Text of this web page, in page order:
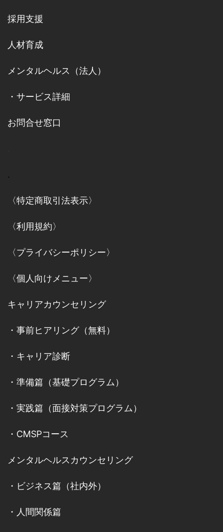
採用支援
人材育成
メンタルヘルス（法人）
・ サービス詳細
お問合せ窓口
.
〈特定商取引法表示〉
〈利用規約〉
〈プライバシーポリシー〉
〈個人向けメニュー〉
キャリアカウンセリング
・ 事前ヒアリング（無料）
・ キャリア診断
・ 準備篇（基礎プログラム）
・ 実践篇（面接対策プログラム）
・ CMSPコース
メンタルヘルスカウンセリング
・ ビジネス篇（社内外）
・ 人間関係篇